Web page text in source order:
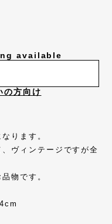
available
の方向け
ります。
ヴィンテージですが全
物です。